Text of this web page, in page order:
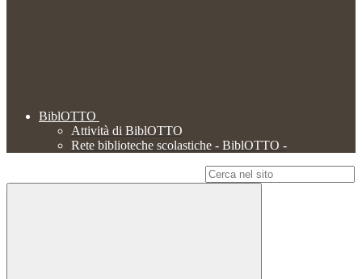
BiblOTTO
Attività di BiblOTTO
Rete biblioteche scolastiche - BiblOTTO -